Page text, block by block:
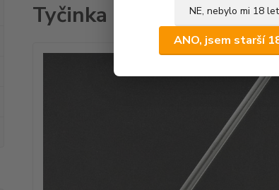
NE, nebylo mi 18 let
ANO, jsem starší
Tyčinka skleněná 7/400